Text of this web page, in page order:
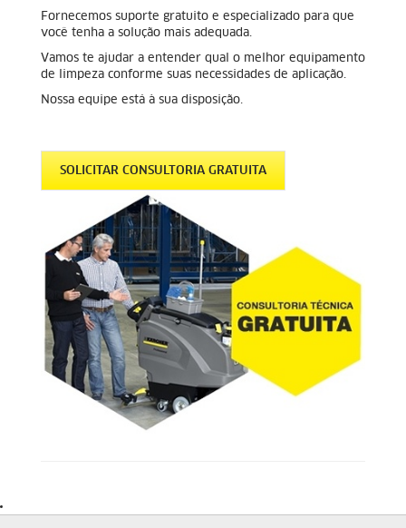
Fornecemos suporte gratuito e especializado para que
você tenha a solução mais adequada.
Vamos te ajudar a entender qual o melhor equipamento
de limpeza conforme suas necessidades de aplicação.
Nossa equipe está à sua disposição.
SOLICITAR CONSULTORIA GRATUITA